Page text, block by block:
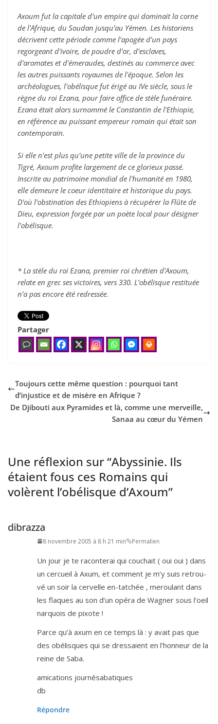
Axoum fut la capitale d'un empire qui dominait la corne
de l'Afrique, du Soudan jusqu'au Yémen. Les historiens
décrivent cette période comme l'apogée d'un pays
regorgeant d'ivoire, de poudre d'or, d'esclaves,
d'aromates et d'émeraudes, destinés au commerce avec
les autres puissants royaumes de l'époque. Selon les
archéologues, l'obélisque fut érigé au IVe siècle, sous le
règne du roi Ezana, pour faire office de stèle funéraire.
Ezana était alors surnommé le Constantin de l'Ethiopie,
en référence au puissant empereur romain qui était son
contemporain.
Si elle n'est plus qu'une petite ville de la province du
Tigré, Axoum profite largement de ce glorieux passé.
Inscrite au patrimoine mondial de l'humanité en 1980,
elle demeure le coeur identitaire et historique du pays.
D'où l'obstination des Ethiopiens à récupérer la Flûte de
Dieu, expression forgée par un poète local pour désigner
l'obélisque.
*La stèle du roi Ezana, premier roi chrétien d'Axoum,
relate en grec ses victoires, vers 330. L’obélisque restituée
n’a pas encore été redressée.
Partager
Toujours cette même question : pourquoi tant
d’injustice et de misère en Afrique ?
De Djibouti aux Pyramides et là, comme une merveille,
Sanaa au cœur du Yémen
Une réflexion sur “Abyssinie. Ils
étaient fous ces Romains qui
volèrent l’obélisque d’Axoum”
dibrazza
8 novembre 2005 à 8 h 21 min Permalien
Un jour je te racon­te­rai qui cou­chait ( oui oui ) dans
un cer­cueil à Axum, et com­ment je m’y suis retrou­
vé un soir la cer­velle en-tat­chée , merou­lant dans
les flaques au son d’un opé­ra de Wagner sous l’oeil
nar­quois de pixote !
Parce qu’à axum en ce temps là : y avait pas que
des obé­lisques qui se dres­saient en l’hon­neur de la
reine de Saba.
ami­ca­tions journésabatiques
db
Répondre